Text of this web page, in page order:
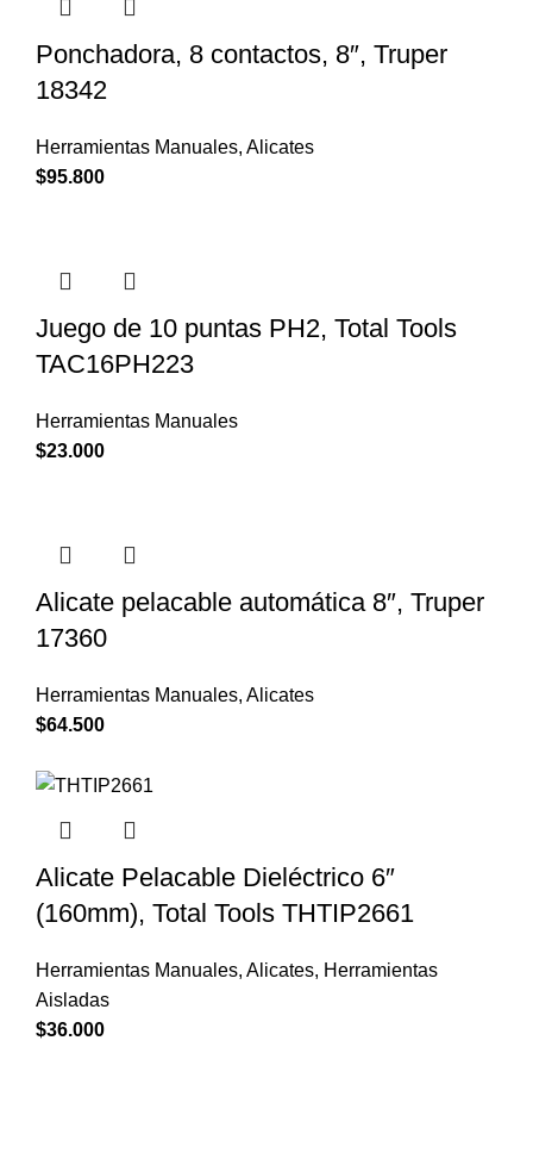
Ponchadora, 8 contactos, 8″, Truper
18342
Herramientas Manuales, Alicates
$95.800
Juego de 10 puntas PH2, Total Tools
TAC16PH223
Herramientas Manuales
$23.000
Alicate pelacable automática 8″, Truper
17360
Herramientas Manuales, Alicates
$64.500
Alicate Pelacable Dieléctrico 6″
(160mm), Total Tools THTIP2661
Herramientas Manuales, Alicates, Herramientas
Aisladas
$36.000